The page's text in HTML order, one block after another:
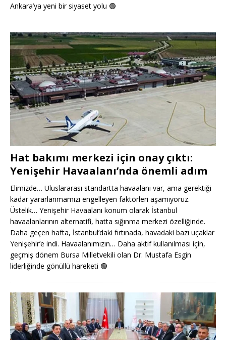
Ankara’ya yeni bir siyaset yolu 🟢
Hat bakımı merkezi için onay çıktı:
Yenişehir Havaalanı’nda önemli adım
Elimizde… Uluslararası standartta havaalanı var, ama gerektiği
kadar yararlanmamızı engelleyen faktörleri aşamıyoruz.
Üstelik… Yenişehir Havaalanı konum olarak İstanbul
havaalanlarının alternatifi, hatta sığınma merkezi özelliğinde.
Daha geçen hafta, İstanbul’daki fırtınada, havadaki bazı uçaklar
Yenişehir’e indi. Havaalanımızın… Daha aktif kullanılması için,
geçmiş dönem Bursa Milletvekili olan Dr. Mustafa Esgin
liderliğinde gönüllü hareketi 🟢